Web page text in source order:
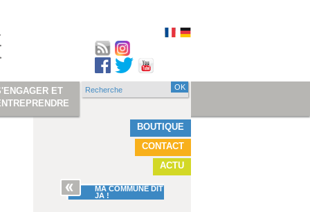
BOUTIQUE
CONTACT
ACTU
MA COMMUNE DIT
JA !
ET
Formulaire de
Recherche